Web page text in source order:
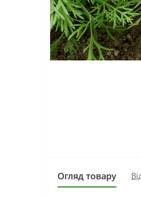
Огляд товару